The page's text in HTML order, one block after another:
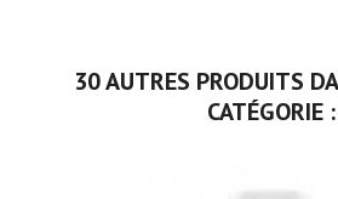
30 AUTRES PRODUITS
CATÉGORIE :